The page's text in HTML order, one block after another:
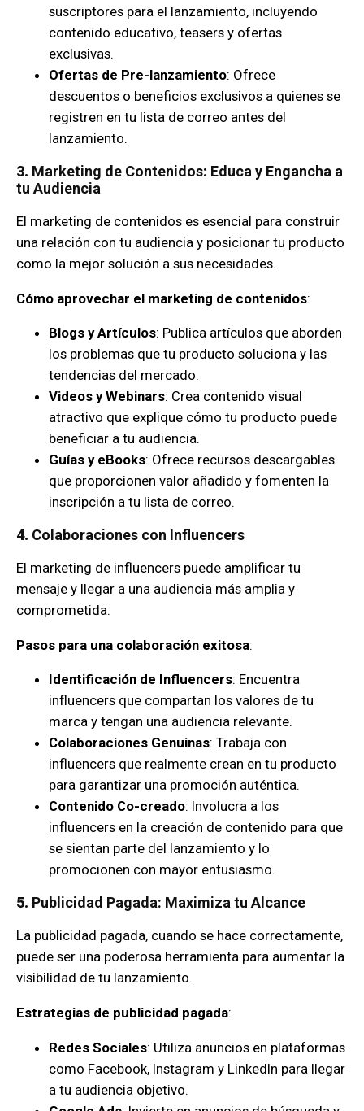
suscriptores para el lanzamiento, incluyendo
contenido educativo, teasers y ofertas
exclusivas.
Ofertas de Pre-lanzamiento: Ofrece
descuentos o beneficios exclusivos a quienes se
registren en tu lista de correo antes del
lanzamiento.
3. Marketing de Contenidos: Educa y Engancha a
tu Audiencia
El marketing de contenidos es esencial para construir
una relación con tu audiencia y posicionar tu producto
como la mejor solución a sus necesidades.
Cómo aprovechar el marketing de contenidos:
Blogs y Artículos: Publica artículos que aborden
los problemas que tu producto soluciona y las
tendencias del mercado.
Videos y Webinars: Crea contenido visual
atractivo que explique cómo tu producto puede
beneficiar a tu audiencia.
Guías y eBooks: Ofrece recursos descargables
que proporcionen valor añadido y fomenten la
inscripción a tu lista de correo.
4. Colaboraciones con Influencers
El marketing de influencers puede amplificar tu
mensaje y llegar a una audiencia más amplia y
comprometida.
Pasos para una colaboración exitosa:
Identificación de Influencers: Encuentra
influencers que compartan los valores de tu
marca y tengan una audiencia relevante.
Colaboraciones Genuinas: Trabaja con
influencers que realmente crean en tu producto
para garantizar una promoción auténtica.
Contenido Co-creado: Involucra a los
influencers en la creación de contenido para que
se sientan parte del lanzamiento y lo
promocionen con mayor entusiasmo.
5. Publicidad Pagada: Maximiza tu Alcance
La publicidad pagada, cuando se hace correctamente,
puede ser una poderosa herramienta para aumentar la
visibilidad de tu lanzamiento.
Estrategias de publicidad pagada:
Redes Sociales: Utiliza anuncios en plataformas
como Facebook, Instagram y LinkedIn para llegar
a tu audiencia objetivo.